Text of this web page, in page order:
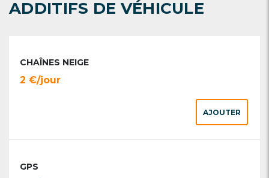
ADDITIFS DE VÉHICULE
CHAÎNES NEIGE
2 €/jour
AJOUTER
GPS